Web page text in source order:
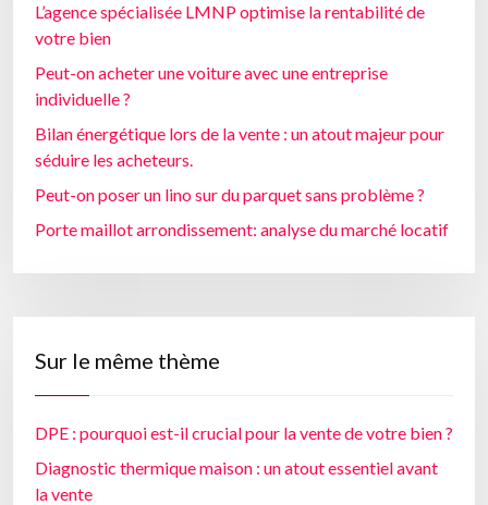
L’agence spécialisée LMNP optimise la rentabilité de
votre bien
Peut-on acheter une voiture avec une entreprise
individuelle ?
Bilan énergétique lors de la vente : un atout majeur pour
séduire les acheteurs.
Peut-on poser un lino sur du parquet sans problème ?
Porte maillot arrondissement: analyse du marché locatif
Sur le même thème
DPE : pourquoi est-il crucial pour la vente de votre bien ?
Diagnostic thermique maison : un atout essentiel avant
la vente